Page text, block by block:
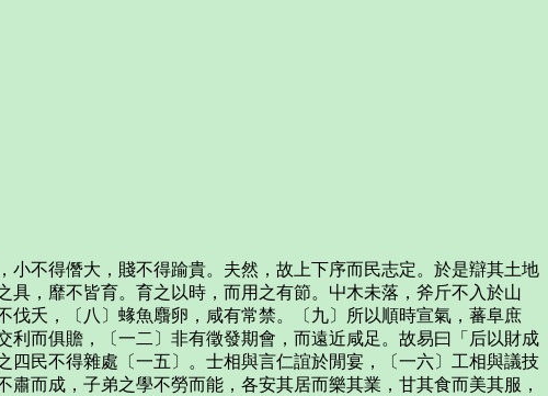
得僭大，賤不得踰貴。夫然，故上下序而民志定。於是辯其土地
，靡不皆育。育之以時，而用之有節。屮木未落，斧斤不入於山
夭，〔八〕蝝魚麛卵，咸有常禁。〔九〕所以順時宣氣，蕃阜庶
而俱贍，〔一二〕非有徵發期會，而遠近咸足。故易曰「后以財成
民不得雜處〔一五〕。士相與言仁誼於閒宴，〔一六〕工相與議技
而成，子弟之學不勞而能，各安其居而樂其業，甘其食而美其服，